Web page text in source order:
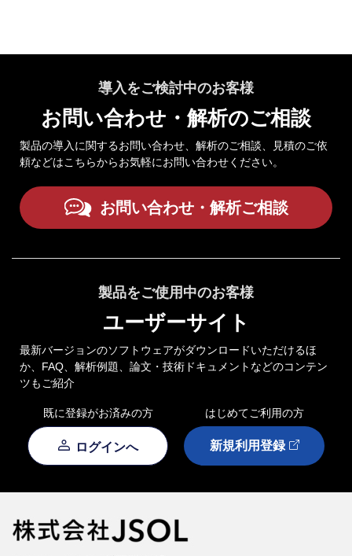
導入をご検討中のお客様
お問い合わせ・解析のご相談
製品の導入に関するお問い合わせ、解析のご相談、見積のご依
頼などはこちらからお気軽にお問い合わせください。
お問い合わせ・解析ご相談
製品をご使用中のお客様
ユーザーサイト
最新バージョンのソフトウェアがダウンロードいただけるほ
か、FAQ、解析例題、論文・技術ドキュメントなどのコンテン
ツもご紹介
既に登録がお済みの方 はじめてご利用の方
ログインへ 新規利用登録